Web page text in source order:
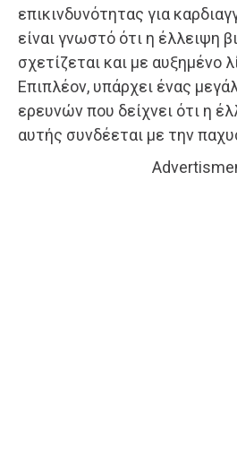
επικινδυνότητας για
είναι γνωστό ότι η έλλειψη
σχετίζεται και με αυξημένο
Επιπλέον, υπάρχει ένας
ερευνών που δείχνει ότι η
αυτής συνδέεται με την